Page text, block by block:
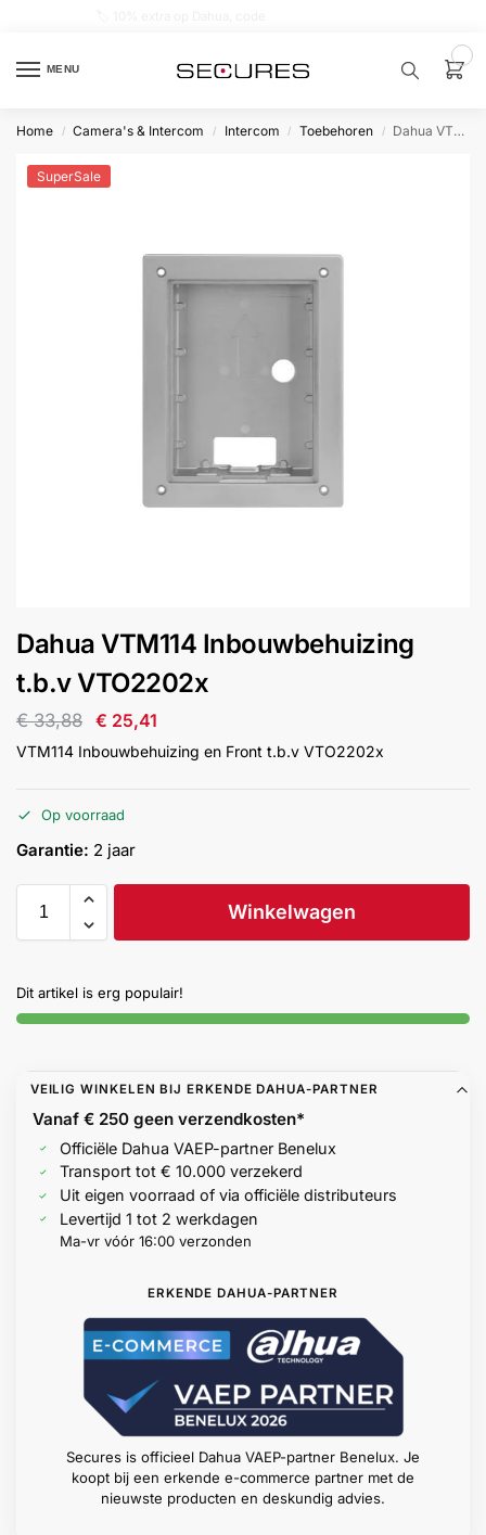
MENU
product…
&
Intercom
Branddetectie
Merken
Outlet
Help &
service
Home / Camera's & Intercom / Intercom / Toebehoren / Dahua VTM114 Inbouwbehuizing t.b.v VTO2202x
SuperSale
Dahua VTM114 Inbouwbehuizing
t.b.v VTO2202x
€33,88 € 25,41
VTM114 Inbouwbehuizing en Front t.b.v VTO2202x
Op voorraad
Garantie: 2 jaar
Winkelwagen
Dit artikel is erg populair!
VEILIG WINKELEN BIJ ERKENDE DAHUA-PARTNER
Vanaf € 250 geenverzendkosten*
Officiële Dahua VAEP-partner Benelux
Transport tot € 10.000 verzekerd
Uit eigen voorraad of via officiële distributeurs
Levertijd 1 tot 2 werkdagen
Ma-vr vóór 16:00 verzonden
ERKENDE DAHUA-PARTNER
Secures is officieel Dahua VAEP-partner Benelux. Je
koopt bij een erkende e-commerce partner met de
nieuwste producten en deskundig advies.